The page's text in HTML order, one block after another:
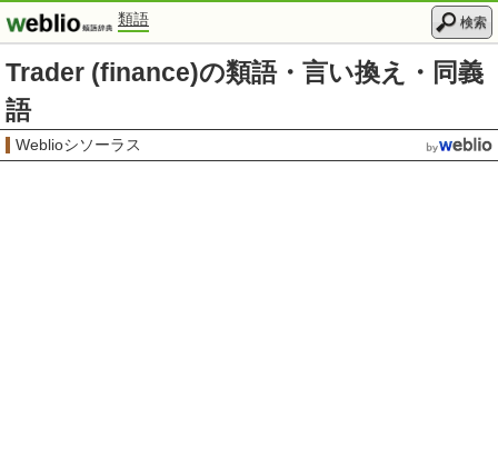
類語 検索
Trader (finance)の類語・言い換え・同義
語
Weblioシソーラス